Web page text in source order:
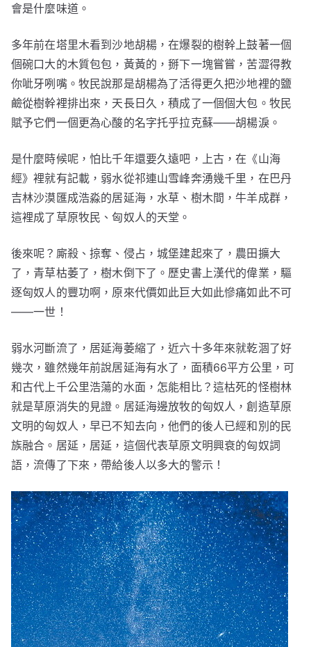
會是什麼味道。
多年前在塔里木看到沙地胡楊，在爆裂的樹幹上鼓著一個
個碗口大的木質包包，黃黃的，掰下一塊嘗嘗，苦澀得教
你呲牙咧嘴。牧民說那是胡楊為了活得更久把沙地裡的鹽
鹼從樹幹裡排出來，天長日久，積成了一個個大包。牧民
賦予它們一個更為心酸的名字托乎拉克蘇——胡楊淚。
是什麼時候呢，怕比千年還要久遠吧，上古，在《山海
經》裡就有記載，弱水從祁連山雪峰奔湧幾千里，在巴丹
吉林沙漠匯成浩淼的居延海，水草、樹木間，牛羊成群，
這裡成了草原牧民、匈奴人的天堂。
後來呢？廝殺、掠奪、侵占，城堡建起來了，農田擴大
了，青草枯萎了，樹木倒下了。歷史書上漢代的偉業，驅
逐匈奴人的豐功啊，原來代價如此巨大如此慘痛如此不可
——一世！
弱水河斷流了，居延海萎縮了，近六十多年來就乾涸了好
幾次，雖然幾年前說居延海有水了，面積66平方公里，可
和古代上千公里浩蕩的水面，怎能相比？這枯死的怪樹林
就是草原消失的見證。居延海邊放牧的匈奴人，創造草原
文明的匈奴人，早已不知去向，他們的後人已經和別的民
族融合。居延，居延，這個代表草原文明興衰的匈奴詞
語，流傳了下來，帶給後人以多大的警示！